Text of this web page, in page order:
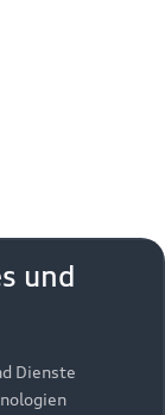
oben
und
Dienste